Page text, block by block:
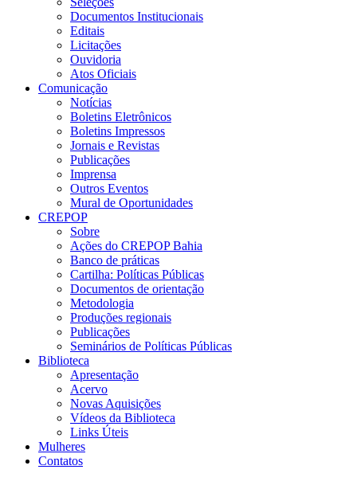
Documentos Institucionais
Editais
Licitações
Ouvidoria
Atos Oficiais
Comunicação
Notícias
Boletins Eletrônicos
Boletins Impressos
Jornais e Revistas
Publicações
Imprensa
Outros Eventos
Mural de Oportunidades
CREPOP
Sobre
Ações do CREPOP Bahia
Banco de práticas
Cartilha: Políticas Públicas
Documentos de orientação
Metodologia
Produções regionais
Publicações
Seminários de Políticas Públicas
Biblioteca
Apresentação
Acervo
Novas Aquisições
Vídeos da Biblioteca
Links Úteis
Mulheres
Contatos